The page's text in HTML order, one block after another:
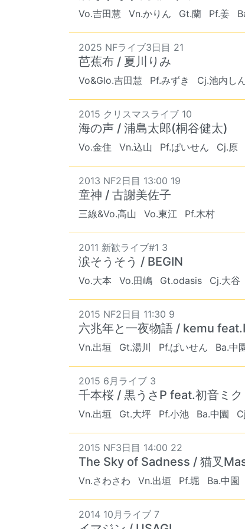
Vo.吉田慧 Vn.かりん Gt.蘭 Pf.姜
2025 NFライブ3日目 21
芭蕉布 / 夏川りみ
Vo&Glo.吉田慧 Pf.みずき Cj.池内し
2015 クリスマスライブ 10
海の声 / 浦島太郎(桐谷健太)
Vo.金住 Vn.込山 Pf.ぱいせん Cj.原
2013 NF2日目 13:00 19
童神 / 古謝美佐子
三線&Vo.高山 Vo.東江 Pf.木村
2011 新歓ライブ#1 3
涙そうそう / BEGIN
Vo.大本 Vo.田嶋 Gt.odasis Cj.大谷
2015 NF2日目 11:30 9
六兆年と一夜物語 / kemu
Vn.出垣 Gt.湯川 Pf.ぱいせん Ba.中
2015 6月ライブ 3
千本桜 / 黒うさP feat.初音ミク
Vn.出垣 Gt.大坪 Pf.小池 Ba.中園
2015 NF3日目 14:00 22
The Sky of Sadness / 猫叉
Vn.さわさわ Vn.出垣 Pf.堀 Ba.中園
2014 10月ライブ 7